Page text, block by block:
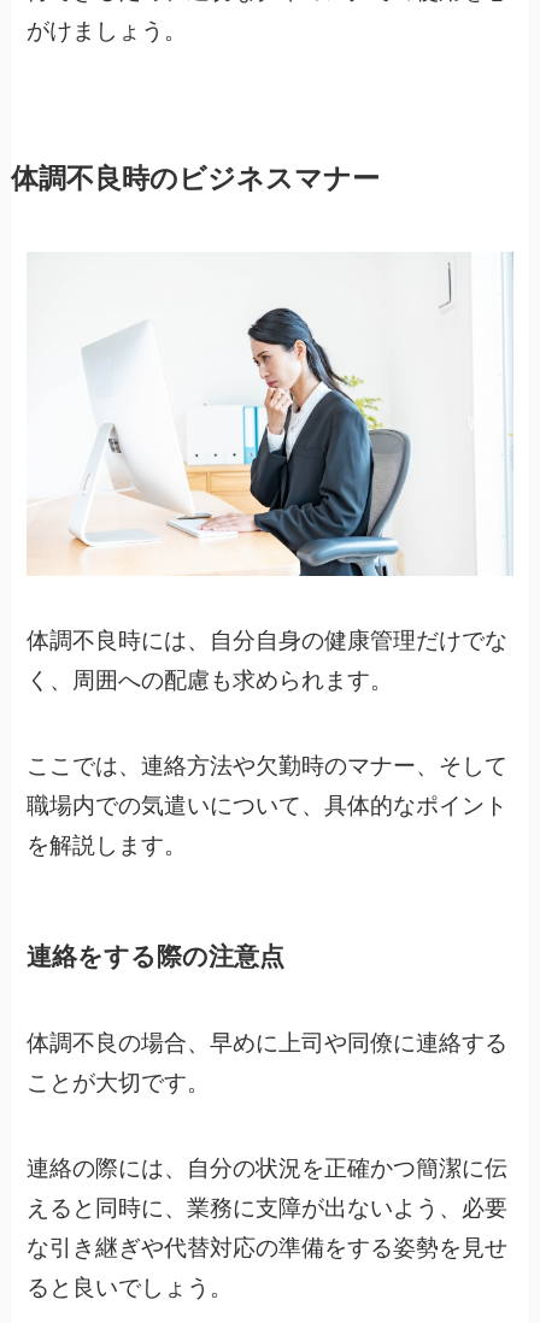
がけましょう。
体調不良時のビジネスマナー
体調不良時には、自分自身の健康管理だけでな
く、周囲への配慮も求められます。
ここでは、連絡方法や欠勤時のマナー、そして
職場内での気遣いについて、具体的なポイント
を解説します。
連絡をする際の注意点
体調不良の場合、早めに上司や同僚に連絡する
ことが大切です。
連絡の際には、自分の状況を正確かつ簡潔に伝
えると同時に、業務に支障が出ないよう、必要
な引き継ぎや代替対応の準備をする姿勢を見せ
ると良いでしょう。